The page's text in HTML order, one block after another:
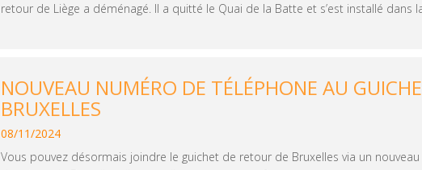
retour de Liège a déménagé. Il a quitté le Quai de la Batte et s’est installé dans
NOUVEAU NUMÉRO DE TÉLÉPHONE AU
BRUXELLES
08/11/2024
Vous pouvez désormais joindre le guichet de retour de Bruxelles via un